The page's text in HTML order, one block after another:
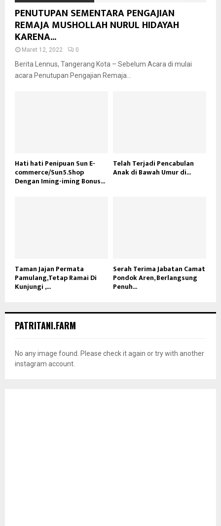
PENUTUPAN SEMENTARA PENGAJIAN
REMAJA MUSHOLLAH NURUL HIDAYAH
KARENA...
Maret 12, 2022 0
Berita Lennus, Tangerang Kota – Sebelum Acara di mulai
acara Penutupan Pengajian Remaja...
Hati hati Penipuan Sun E-
commerce/Sun5.Shop
Dengan Iming-iming Bonus...
Telah Terjadi Pencabulan
Anak di Bawah Umur di...
Taman Jajan Permata
Pamulang,Tetap Ramai Di
Kunjungi ,...
Serah Terima Jabatan Camat
Pondok Aren, Berlangsung
Penuh...
PATRITANI.FARM
No any image found. Please check it again or try with another
instagram account.